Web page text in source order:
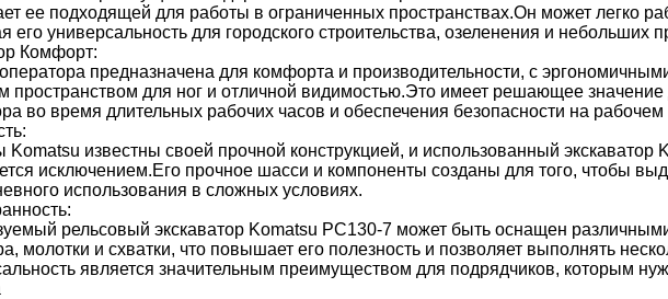
ее подходящей для работы в ограниченных пространствах.Он может легко
его универсальность для городского строительства, озеленения и небольших
Комфорт:
предназначена для комфорта и производительности, с
пространством для ног и отличной видимостью.Это имеет решающее значение
во время длительных рабочих часов и обеспечения безопасности на рабочем
известны своей прочной конструкцией, и использованный экскаватор
исключением.Его прочное шасси и компоненты созданы для того, чтобы
использования в сложных условиях.
рельсовый экскаватор Komatsu PC130-7 может быть оснащен
молотки и схватки, что повышает его полезность и позволяет выполнять
является значительным преимуществом для подрядчиков, которым